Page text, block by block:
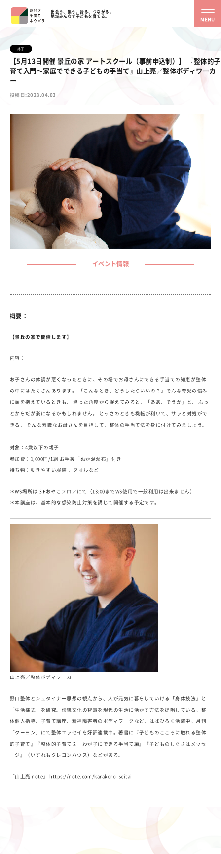
出会う、集う、語る、つながる。
地域みんなで子どもを育てる。
MENU
終了
【5月13日開催 景丘の家 アートスクール（事前申込制）】 『整体的子
育て入門～家庭でできる子どもの手当て』山上亮／整体ボディワーカ
ー
投稿日:2023.04.03
イベント情報
概要：
【景丘の家で開催します】
内容：
お子さんの体調が悪くなったときに、その場でお母さんにできる手当ての知恵が整体
の中にはたくさんあります。 「こんなとき、どうしたらいいの？」そんな育児の悩み
に頭を抱えているときも、 違った角度から捉えてみると、「ああ、そうか」と、 ふっ
とからだが楽になるかもしれません。 とっさのときも機転が利いて、サッと対処がで
きる、 そんな素敵なお母さんを目指して、整体の手当て法を身に付けてみましょう。
対象：4歳以下の親子
参加費：1,000円/1組 お手製「ぬか温湿布」付き
持ち物：動きやすい服装 、タオルなど
＊WS場所は３Fおやこフロアにて（13:00までWS使用で一般利用は出来ません）
＊本講座は、基本的な感染防止対策を講じて開催する予定です。
山上亮／整体ボディワーカー
野口整体とシュタイナー思想の観点から、人が元気に暮らしていける「身体技法」と
「生活様式」を研究。伝統文化の智慧を現代の生活に活かす方法を提唱している。整
体個人指導、子育て講座、精神障害者のボディワークなど、はばひろく活躍中。月刊
「クーヨン」にて整体エッセイを好評連載中。著書に『子どものこころに触れる整体
的子育て』『整体的子育て２ わが子にできる手当て編』『子どものしぐさはメッセ
ージ』（いずれもクレヨンハウス）などがある。
「山上亮 note」 https://note.com/karakoro_seitai